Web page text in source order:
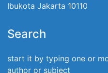
Ibukota Jakarta 10110
Search
start it by typing one or
author or subject